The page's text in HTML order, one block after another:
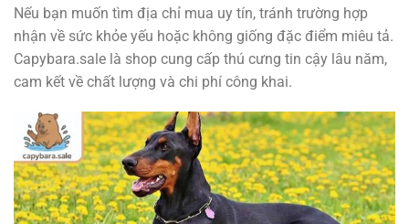
Nếu bạn muốn tìm địa chỉ mua uy tín, tránh trường hợp
nhận về sức khỏe yếu hoặc không giống đặc điểm miêu tả.
Capybara.sale là shop cung cấp thú cưng tin cậy lâu năm,
cam kết về chất lượng và chi phí công khai.